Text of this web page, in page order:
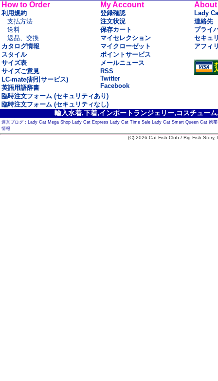
How to Order
利用規約
支払方法
送料
返品、交換
カタログ情報
スタイル
サイズ表
サイズご意見
LC-mate(割引サービス)
英語用語辞書
My Account
登録確認
注文状況
保存カート
マイセレクション
マイクローゼット
ポイントサービス
メールニュース
RSS
Twitter
Facebook
About
Lady
連絡先
プライ
セキュ
アフィ
臨時注文フォーム (セキュリティあり)
臨時注文フォーム (セキュリティなし)
輸入水着,下着,インポートランジェリー,コスチュー
運営ブログ : Lady Cat Mega Shop Lady Cat Express Lady Cat Time Sale Lady Cat Smart Queen Cat 携
情報
(C) 2026 Cat Fish Club / Big Fish Story,